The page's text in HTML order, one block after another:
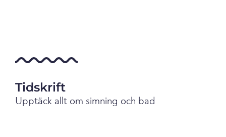
Tidskrift
Upptäck allt om simning och bad